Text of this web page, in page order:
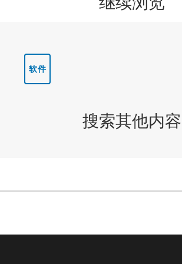
软件
搜索其他内容